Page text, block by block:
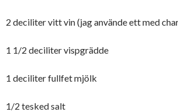
2 deciliter vitt vin (jag använde ett med
1 1/2 deciliter vispgrädde
1 deciliter fullfet mjölk
1/2 tesked salt